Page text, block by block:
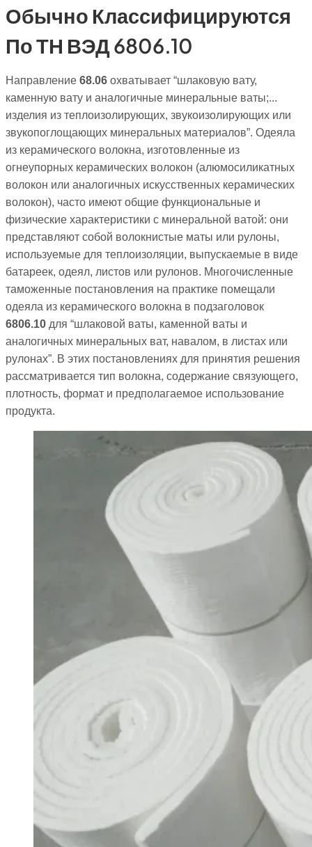
Обычно Классифицируются
По ТН ВЭД 6806.10
Направление 68.06 охватывает “шлаковую вату,
каменную вату и аналогичные минеральные ваты;...
изделия из теплоизолирующих, звукоизолирующих или
звукопоглощающих минеральных материалов”. Одеяла
из керамического волокна, изготовленные из
огнеупорных керамических волокон (алюмосиликатных
волокон или аналогичных искусственных керамических
волокон), часто имеют общие функциональные и
физические характеристики с минеральной ватой: они
представляют собой волокнистые маты или рулоны,
используемые для теплоизоляции, выпускаемые в виде
батареек, одеял, листов или рулонов. Многочисленные
таможенные постановления на практике помещали
одеяла из керамического волокна в подзаголовок
6806.10 для “шлаковой ваты, каменной ваты и
аналогичных минеральных ват, навалом, в листах или
рулонах”. В этих постановлениях для принятия решения
рассматривается тип волокна, содержание связующего,
плотность, формат и предполагаемое использование
продукта.